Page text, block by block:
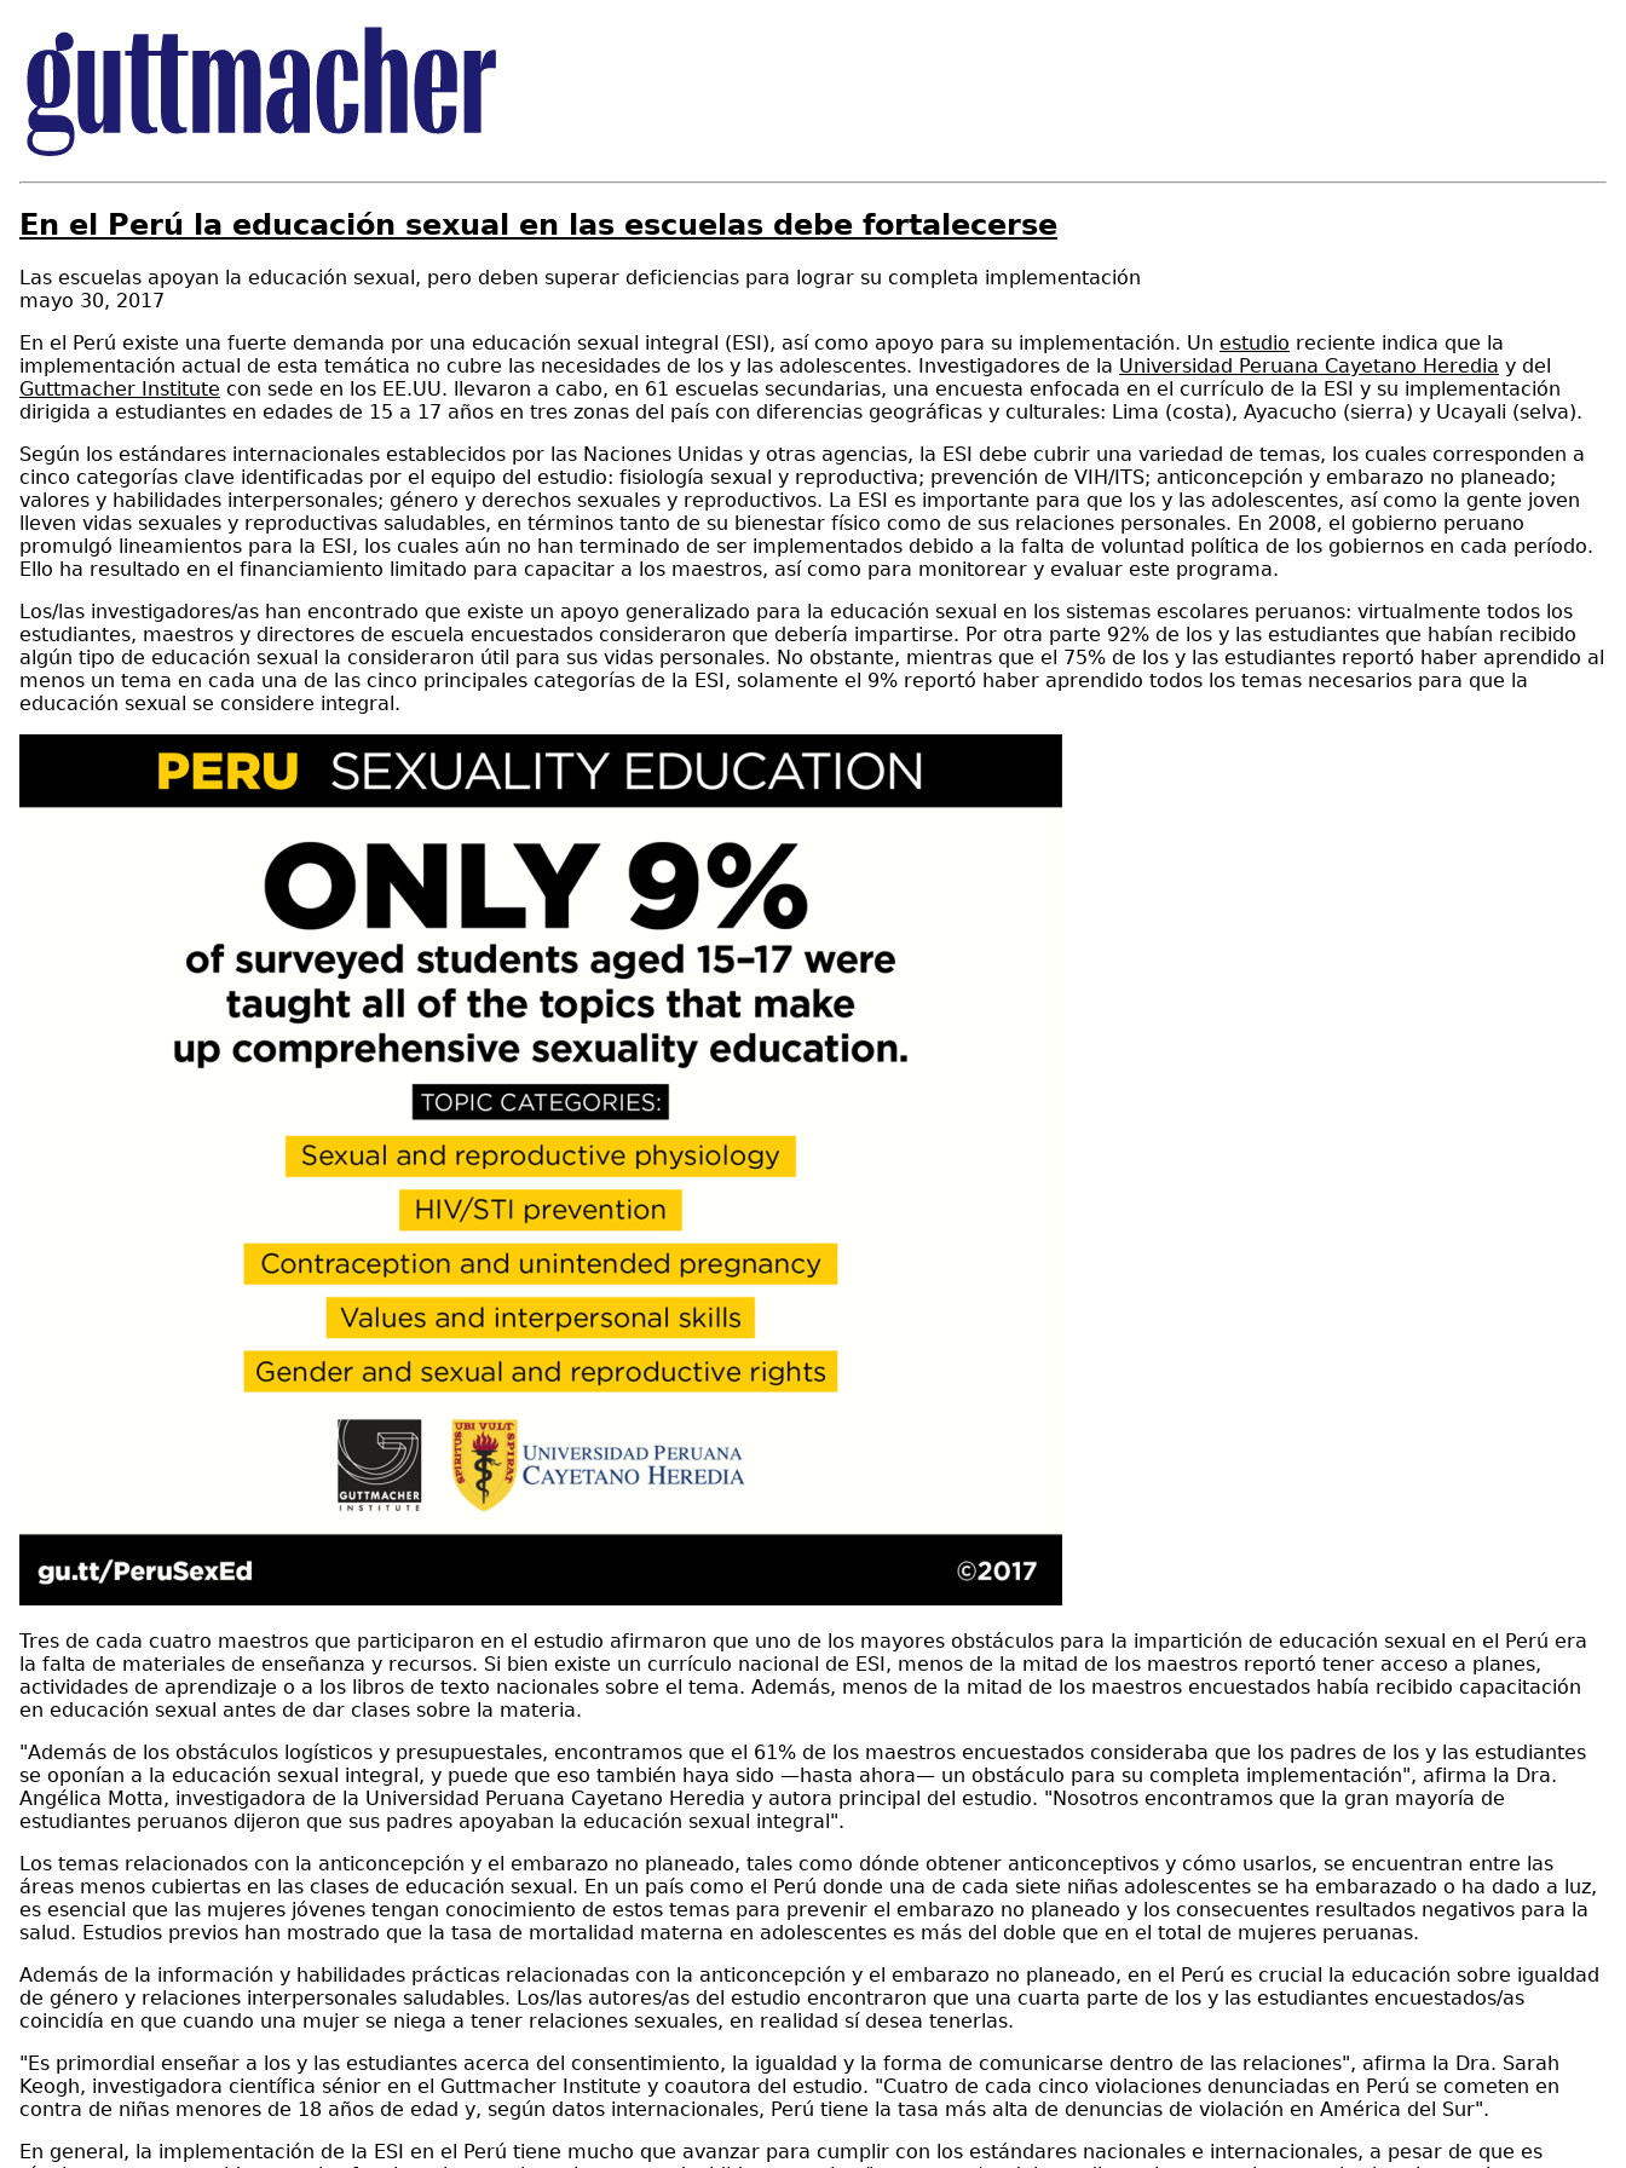
En el Perú la educación sexual en las escuelas debe fortalecerse
Las escuelas apoyan la educación sexual, pero deben superar deficiencias para lograr su completa implementación
mayo 30, 2017
En el Perú existe una fuerte demanda por una educación sexual integral (ESI), así como apoyo para su implementación. Un estudio reciente indica que la
implementación actual de esta temática no cubre las necesidades de los y las adolescentes. Investigadores de la Universidad Peruana Cayetano Heredia y del
Guttmacher Institute con sede en los EE.UU. llevaron a cabo, en 61 escuelas secundarias, una encuesta enfocada en el currículo de la ESI y su implementación
dirigida a estudiantes en edades de 15 a 17 años en tres zonas del país con diferencias geográficas y culturales: Lima (costa), Ayacucho (sierra) y Ucayali (selva).
Según los estándares internacionales establecidos por las Naciones Unidas y otras agencias, la ESI debe cubrir una variedad de temas, los cuales corresponden a
cinco categorías clave identificadas por el equipo del estudio: fisiología sexual y reproductiva; prevención de VIH/ITS; anticoncepción y embarazo no planeado;
valores y habilidades interpersonales; género y derechos sexuales y reproductivos. La ESI es importante para que los y las adolescentes, así como la gente joven
lleven vidas sexuales y reproductivas saludables, en términos tanto de su bienestar físico como de sus relaciones personales. En 2008, el gobierno peruano
promulgó lineamientos para la ESI, los cuales aún no han terminado de ser implementados debido a la falta de voluntad política de los gobiernos en cada período.
Ello ha resultado en el financiamiento limitado para capacitar a los maestros, así como para monitorear y evaluar este programa.
Los/las investigadores/as han encontrado que existe un apoyo generalizado para la educación sexual en los sistemas escolares peruanos: virtualmente todos los
estudiantes, maestros y directores de escuela encuestados consideraron que debería impartirse. Por otra parte 92% de los y las estudiantes que habían recibido
algún tipo de educación sexual la consideraron útil para sus vidas personales. No obstante, mientras que el 75% de los y las estudiantes reportó haber aprendido al
menos un tema en cada una de las cinco principales categorías de la ESI, solamente el 9% reportó haber aprendido todos los temas necesarios para que la
educación sexual se considere integral.
Tres de cada cuatro maestros que participaron en el estudio afirmaron que uno de los mayores obstáculos para la impartición de educación sexual en el Perú era
la falta de materiales de enseñanza y recursos. Si bien existe un currículo nacional de ESI, menos de la mitad de los maestros reportó tener acceso a planes,
actividades de aprendizaje o a los libros de texto nacionales sobre el tema. Además, menos de la mitad de los maestros encuestados había recibido capacitación
en educación sexual antes de dar clases sobre la materia.
"Además de los obstáculos logísticos y presupuestales, encontramos que el 61% de los maestros encuestados consideraba que los padres de los y las estudiantes
se oponían a la educación sexual integral, y puede que eso también haya sido —hasta ahora— un obstáculo para su completa implementación", afirma la Dra.
Angélica Motta, investigadora de la Universidad Peruana Cayetano Heredia y autora principal del estudio. "Nosotros encontramos que la gran mayoría de
estudiantes peruanos dijeron que sus padres apoyaban la educación sexual integral".
Los temas relacionados con la anticoncepción y el embarazo no planeado, tales como dónde obtener anticonceptivos y cómo usarlos, se encuentran entre las
áreas menos cubiertas en las clases de educación sexual. En un país como el Perú donde una de cada siete niñas adolescentes se ha embarazado o ha dado a luz,
es esencial que las mujeres jóvenes tengan conocimiento de estos temas para prevenir el embarazo no planeado y los consecuentes resultados negativos para la
salud. Estudios previos han mostrado que la tasa de mortalidad materna en adolescentes es más del doble que en el total de mujeres peruanas.
Además de la información y habilidades prácticas relacionadas con la anticoncepción y el embarazo no planeado, en el Perú es crucial la educación sobre igualdad
de género y relaciones interpersonales saludables. Los/las autores/as del estudio encontraron que una cuarta parte de los y las estudiantes encuestados/as
coincidía en que cuando una mujer se niega a tener relaciones sexuales, en realidad sí desea tenerlas.
"Es primordial enseñar a los y las estudiantes acerca del consentimiento, la igualdad y la forma de comunicarse dentro de las relaciones", afirma la Dra. Sarah
Keogh, investigadora científica sénior en el Guttmacher Institute y coautora del estudio. "Cuatro de cada cinco violaciones denunciadas en Perú se cometen en
contra de niñas menores de 18 años de edad y, según datos internacionales, Perú tiene la tasa más alta de denuncias de violación en América del Sur".
En general, la implementación de la ESI en el Perú tiene mucho que avanzar para cumplir con los estándares nacionales e internacionales, a pesar de que es